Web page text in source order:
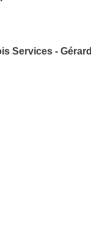
Services - Gérard